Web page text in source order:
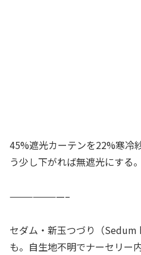
45%遮光カーテンを22%寒冷
う少し下がれば無遮光にする。
———————–
セダム・新玉つづり（
も。自生地不明でナーセリー